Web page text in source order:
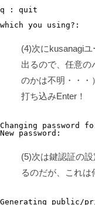
q : quit
which you using?:
(4)次にkusanagi
出るので、任意の
のかは不明・・・
打ち込みEnter！
Changing password
New password:
(5)次は鍵認証の
るのだが、これは
Generating public/